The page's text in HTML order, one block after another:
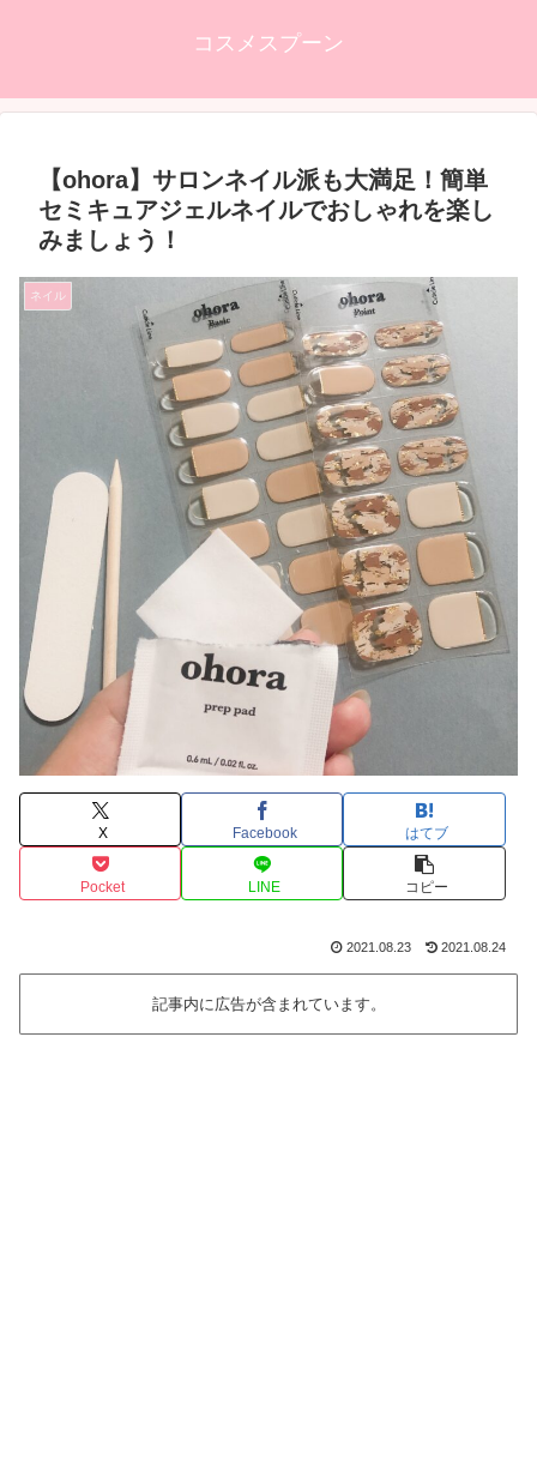
コスメスプーン
【ohora】サロンネイル派も大満足！簡単
セミキュアジェルネイルでおしゃれを楽し
みましょう！
ネイル
X Facebook はてブ
Pocket LINE コピー
2021.08.23 2021.08.24
記事内に広告が含まれています。